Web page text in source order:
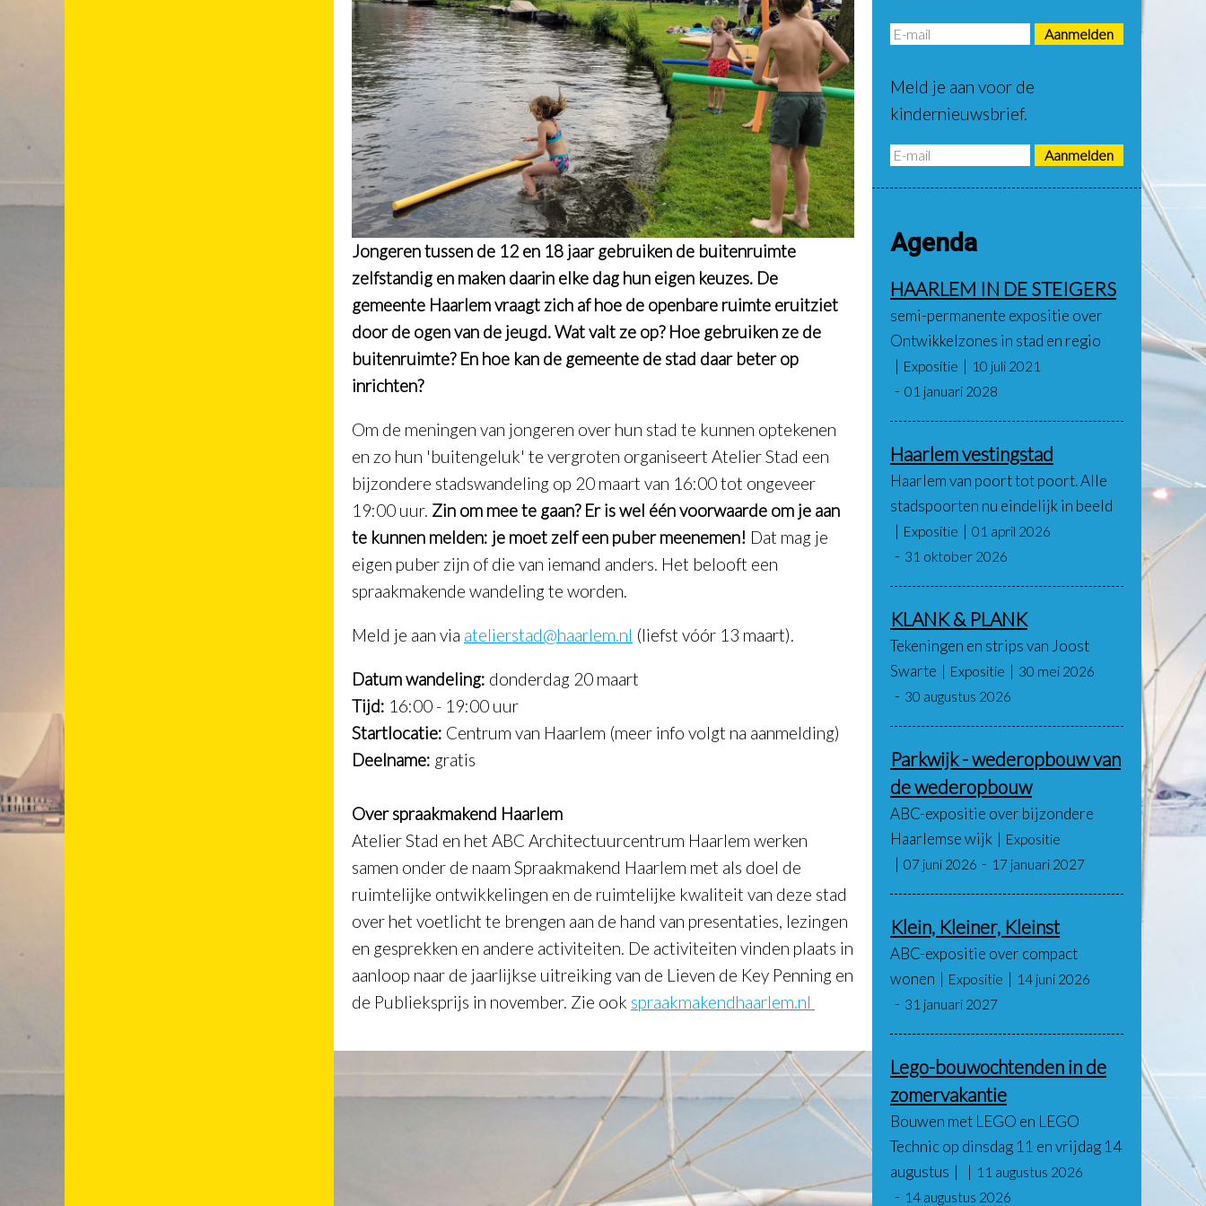
Jongeren tussen de 12 en 18 jaar gebruiken de buitenruimte
zelfstandig en maken daarin elke dag hun eigen keuzes. De
gemeente Haarlem vraagt zich af hoe de openbare ruimte eruitziet
door de ogen van de jeugd. Wat valt ze op? Hoe gebruiken ze de
buitenruimte? En hoe kan de gemeente de stad daar beter op
inrichten?
Om de meningen van jongeren over hun stad te kunnen optekenen
en zo hun 'buitengeluk' te vergroten organiseert Atelier Stad een
bijzondere stadswandeling op 20 maart van 16:00 tot ongeveer
19:00 uur. Zin om mee te gaan? Er is wel één voorwaarde om je aan
te kunnen melden: je moet zelf een puber meenemen! Dat mag je
eigen puber zijn of die van iemand anders. Het belooft een
spraakmakende wandeling te worden.
Meld je aan via atelierstad@haarlem.nl (liefst vóór 13 maart).
Datum wandeling: donderdag 20 maart
Tijd: 16:00 - 19:00 uur
Startlocatie: Centrum van Haarlem (meer info volgt na aanmelding)
Deelname: gratis
Over spraakmakend Haarlem
Atelier Stad en het ABC Architectuurcentrum Haarlem werken
samen onder de naam Spraakmakend Haarlem met als doel de
ruimtelijke ontwikkelingen en de ruimtelijke kwaliteit van deze stad
over het voetlicht te brengen aan de hand van presentaties, lezingen
en gesprekken en andere activiteiten. De activiteiten vinden plaats in
aanloop naar de jaarlijkse uitreiking van de Lieven de Key Penning en
de Publieksprijs in november. Zie ook spraakmakendhaarlem.nl
Meld je aan voor de
kindernieuwsbrief.
Agenda
HAARLEM IN DE STEIGERS
semi-permanente expositie over
Ontwikkelzones in stad en regio
Expositie
10 juli 2021
01 januari 2028
Haarlem vestingstad
Haarlem van poort tot poort. Alle
stadspoorten nu eindelijk in beeld
Expositie
01 april 2026
31 oktober 2026
KLANK & PLANK
Tekeningen en strips van Joost
Swarte
Expositie
30 mei 2026
30 augustus 2026
Parkwijk - wederopbouw van
de wederopbouw
ABC-expositie over bijzondere
Haarlemse wijk
Expositie
07 juni 2026
17 januari 2027
Klein, Kleiner, Kleinst
ABC-expositie over compact
wonen
Expositie
14 juni 2026
31 januari 2027
Lego-bouwochtenden in de
zomervakantie
Bouwen met LEGO en LEGO
Technic op dinsdag 11 en vrijdag 14
augustus
11 augustus 2026
14 augustus 2026